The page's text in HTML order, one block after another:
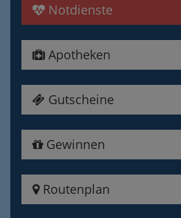
Notdienste
Apotheken
Gutscheine
Gewinnen
Routenplan